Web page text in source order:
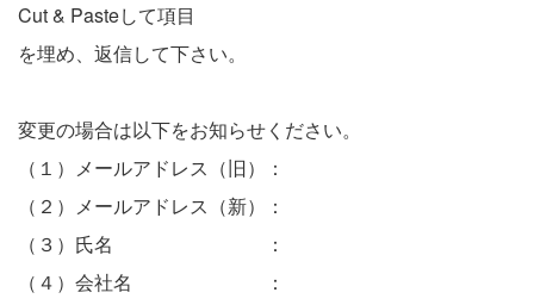
Cut & Pasteして項目
を埋め、返信して下さい。
変更の場合は以下をお知らせください。
（１）メールアドレス（旧）：
（２）メールアドレス（新）：
（３）氏名 ：
（４）会社名 ：